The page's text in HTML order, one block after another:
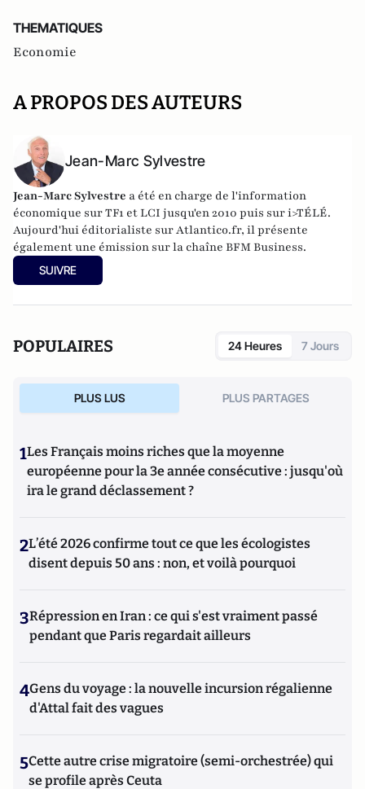
THEMATIQUES
Economie
A PROPOS DES AUTEURS
Jean-Marc Sylvestre
Jean-Marc Sylvestre a été en charge de l'information
économique sur TF1 et LCI jusqu'en 2010 puis sur i>TÉLÉ.
Aujourd'hui éditorialiste sur Atlantico.fr, il présente
également une émission sur la chaîne BFM Business.
SUIVRE
POPULAIRES 24 Heures 7 Jours
PLUS LUS PLUS PARTAGES
1Les Français moins riches que la moyenne
européenne pour la 3e année consécutive : jusqu'où
ira le grand déclassement ?
2L’été 2026 confirme tout ce que les écologistes
disent depuis 50 ans : non, et voilà pourquoi
3Répression en Iran : ce qui s'est vraiment passé
pendant que Paris regardait ailleurs
4Gens du voyage : la nouvelle incursion régalienne
d'Attal fait des vagues
5Cette autre crise migratoire (semi-orchestrée) qui
se profile après Ceuta